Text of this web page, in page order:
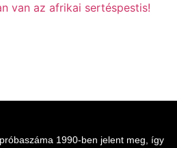
van az afrikai sertéspestis!
1990-ben jelent meg, így